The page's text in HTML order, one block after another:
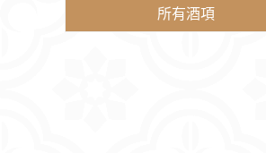
所有酒項